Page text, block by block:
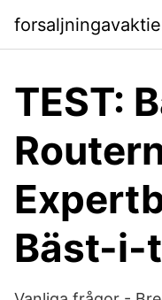
TEST:
Bäst-i-